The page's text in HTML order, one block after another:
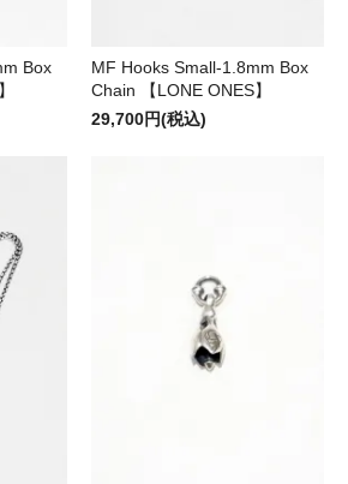
Box
MF Hooks Small-1.8mm Box
Chain 【LONE ONES】
29,700円(税込)